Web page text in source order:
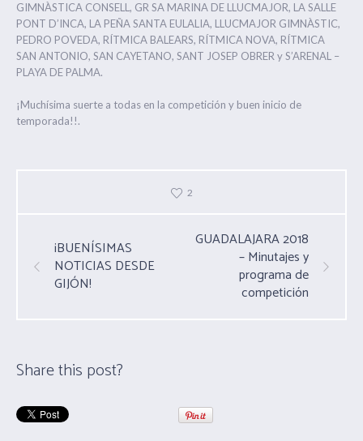
GIMNÀSTICA CONSELL, GR SA MARINA DE LLUCMAJOR, LA SALLE
PONT D’INCA, LA PEÑA SANTA EULALIA, LLUCMAJOR GIMNÀSTIC,
PEDRO POVEDA, RÍTMICA BALEARS, RÍTMICA NOVA, RÍTMICA
SAN ANTONIO, SAN CAYETANO, SANT JOSEP OBRER​ y S’ARENAL –
PLAYA DE PALMA​.​
¡Muchísima suerte a todas en la competición y ​buen inicio de
temporada!!.
2
¡BUENÍSIMAS
NOTICIAS DESDE
GIJÓN!
GUADALAJARA 2018
– Minutajes y
programa de
competición
Share this post?